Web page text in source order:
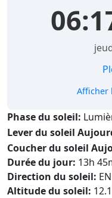
Afficher
Phase du soleil:
Lever du soleil
Coucher du soleil
Durée du jour: 13h
Direction du soleil:
Altitude du soleil: